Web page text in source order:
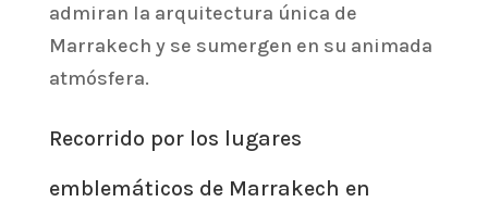
admiran la arquitectura única de
Marrakech y se sumergen en su animada
atmósfera.
Recorrido por los lugares
emblemáticos de Marrakech en